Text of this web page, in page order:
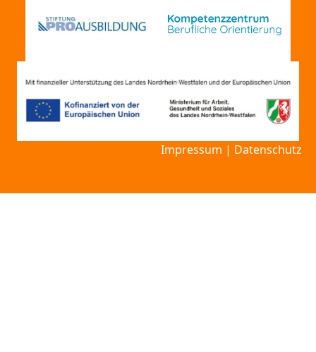
Impressum | Datenschutz